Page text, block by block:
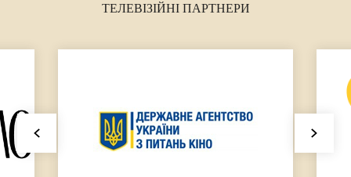
ТЕЛЕВІЗІЙНІ ПАРТНЕРИ